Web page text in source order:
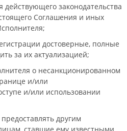
законодательства
Соглашения и иных
достоверные, полные
за их актуализацией;
о несанкционированном
и/или
и/или использовании
другим